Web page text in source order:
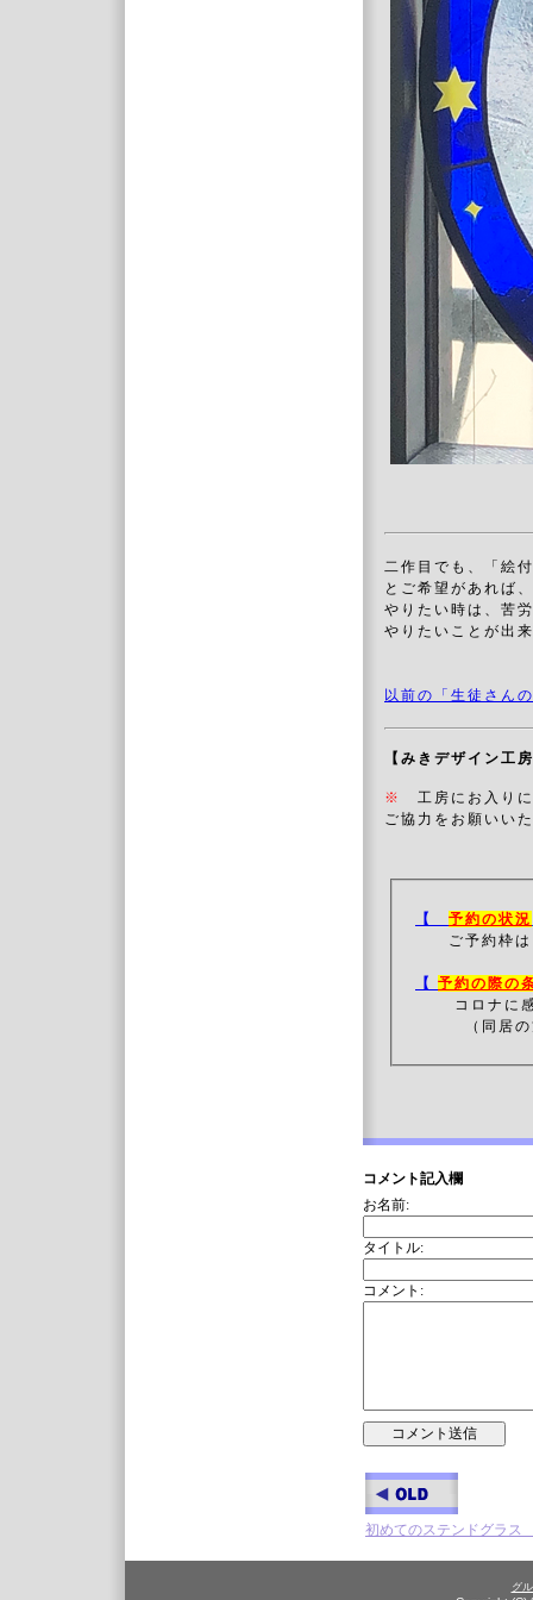
二作目でも、「絵
とご希望があれば
やりたい時は、苦
やりたいことが出
以前の「生徒さん
【みきデザイン工
※ 工房にお入り
ご協力をお願いい
【 予約の状況
ご予約枠は
【 予約の際の
コロナに
（同居の方
コメント記入欄
お名前:
タイトル:
コメント:
初めてのステンドグラ
グ